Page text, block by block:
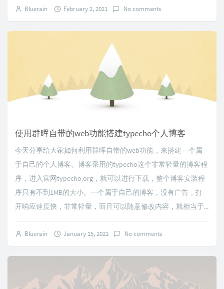
Bluerain February 2, 2021 No comments
使用群晖自带的web功能搭建typecho个人博客
今天分享给大家如何利用群晖自带的web功能，来搭建一个属
于自己的个人博客。博客采用的typecho这个非常轻量的博客程
序，进入官网typecho.org，就可以进行下载，整个博客安装程
序只有不到1MB的大小。一个属于自己的博客，没有广告，打
开响应速度快，非常轻量，而且可以随意修改内容，就相当于...
Bluerain January 15, 2021 No comments